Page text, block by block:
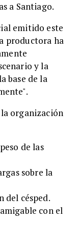
a Santiago.
emitido este
productora ha
y la
base de la
organización
de las
sobre la
del césped.
con el